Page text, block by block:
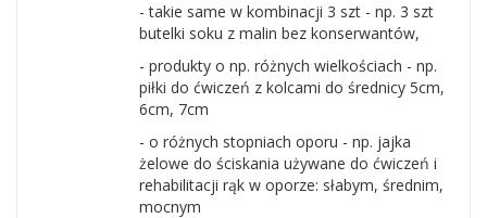
- takie same w kombinacji 3 szt - np. 3 szt
butelki soku z malin bez konserwantów,
- produkty o np. różnych wielkościach - np.
piłki do ćwiczeń z kolcami do średnicy 5cm,
6cm, 7cm
- o różnych stopniach oporu - np. jajka
żelowe do ściskania używane do ćwiczeń i
rehabilitacji rąk w oporze: słabym, średnim,
mocnym